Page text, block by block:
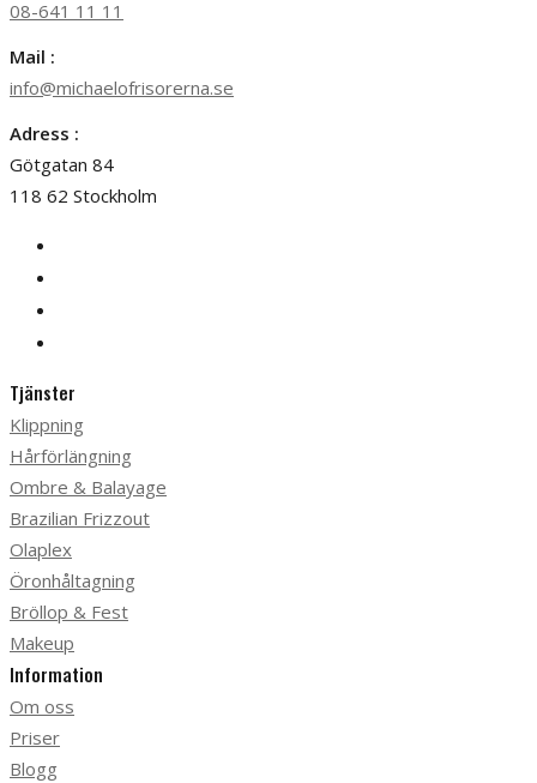
08-641 11 11
Mail :
info@michaelofrisorerna.se
Adress :
Götgatan 84
118 62 Stockholm
Tjänster
Klippning
Hårförlängning
Ombre & Balayage
Brazilian Frizzout
Olaplex
Öronhåltagning
Bröllop & Fest
Makeup
Information
Om oss
Priser
Blogg